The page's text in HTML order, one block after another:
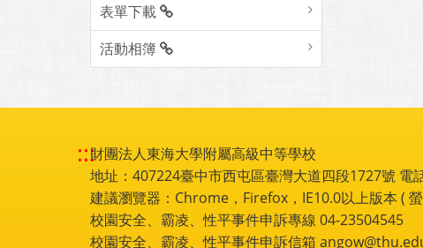
表單下載
活動相簿
:::財團法人東海大學附屬高級中等學校
地址：407224臺中市西屯區臺灣大道四段1727號 電
建議瀏覽器：Chrome，Firefox，IE10.0以上版本 (
校園安全、霸凌、性平事件申訴專線 04-23504545
校園安全、霸凌、性平事件申訴信箱